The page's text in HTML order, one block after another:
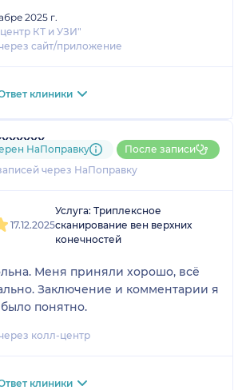
2025 г.
КТ и УЗИ"
сайт/приложение
клиники
через НаПоправку
НаПоправку После записи
17.12.2025
Услуга: Триплексное
сканирование вен верхних
конечностей
Меня приняли хорошо, всё
Заключение и комментарии я
понятно.
колл-центр
клиники